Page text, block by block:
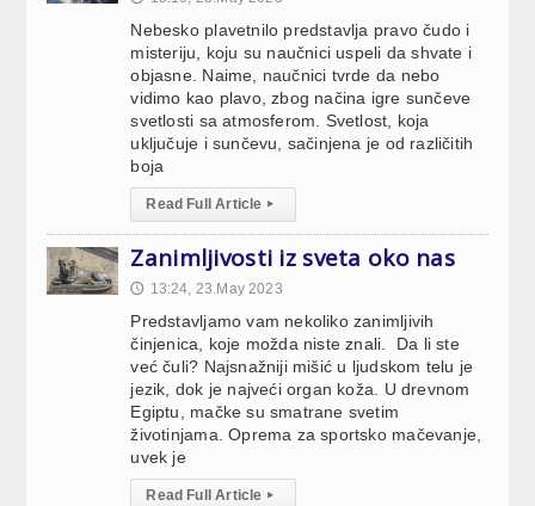
Nebesko plavetnilo predstavlja pravo čudo i
misteriju, koju su naučnici uspeli da shvate i
objasne. Naime, naučnici tvrde da nebo
vidimo kao plavo, zbog načina igre sunčeve
svetlosti sa atmosferom. Svetlost, koja
uključuje i sunčevu, sačinjena je od različitih
boja
Read Full Article ▸
Zanimljivosti iz sveta oko nas
🕔 13:24, 23.May 2023
Predstavljamo vam nekoliko zanimljivih
činjenica, koje možda niste znali. Da li ste
već čuli? Najsnažniji mišić u ljudskom telu je
jezik, dok je najveći organ koža. U drevnom
Egiptu, mačke su smatrane svetim
životinjama. Oprema za sportsko mačevanje,
uvek je
Read Full Article ▸